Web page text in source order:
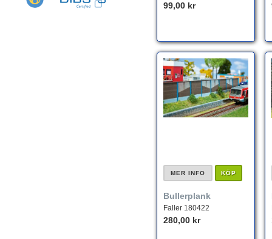
99,00 kr
MER INFO KÖP
Bullerplank
Faller 180422
280,00 kr